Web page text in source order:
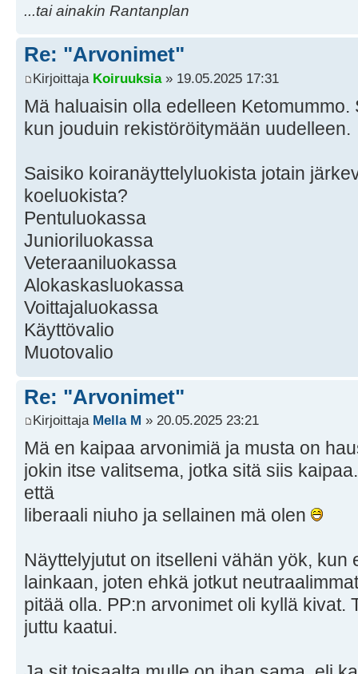
...tai ainakin Rantanplan
Re: "Arvonimet"
Kirjoittaja Koiruuksia» 19.05.2025 17:31
Mä haluaisin olla edelleen
kun jouduin rekistöröitymään uudelleen.
Saisiko koiranäyttelyluokista jotain
koeluokista?
Pentuluokassa
Junioriluokassa
Veteraaniluokassa
Alokaskasluokassa
Voittajaluokassa
Käyttövalio
Muotovalio
Re: "Arvonimet"
Kirjoittaja Mella M » 20.05.2025 23:21
Mä en kaipaa arvonimiä ja musta on
jokin itse valitsema, jotka sitä siis
että
liberaali niuho ja sellainen mä olen
Näyttelyjutut on itselleni vähän yök, kun
lainkaan, joten ehkä jotkut
pitää olla. PP:n arvonimet oli kyllä kivat.
juttu kaatui.